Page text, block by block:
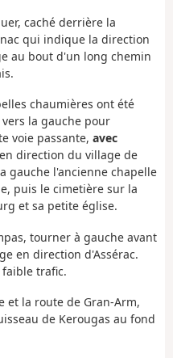
caché derrière la
qui indique la direction
au bout d'un long chemin
chaumières ont été
la gauche pour
voie passante, avec
direction du village de
gauche l'ancienne chapelle
puis le cimetière sur la
et sa petite église.
tourner à gauche avant
en direction d'Assérac.
trafic.
et la route de Gran-Arm,
de Kerougas au fond